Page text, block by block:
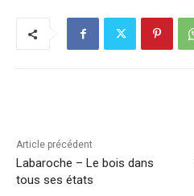
Article précédent
Labaroche – Le bois dans
tous ses états